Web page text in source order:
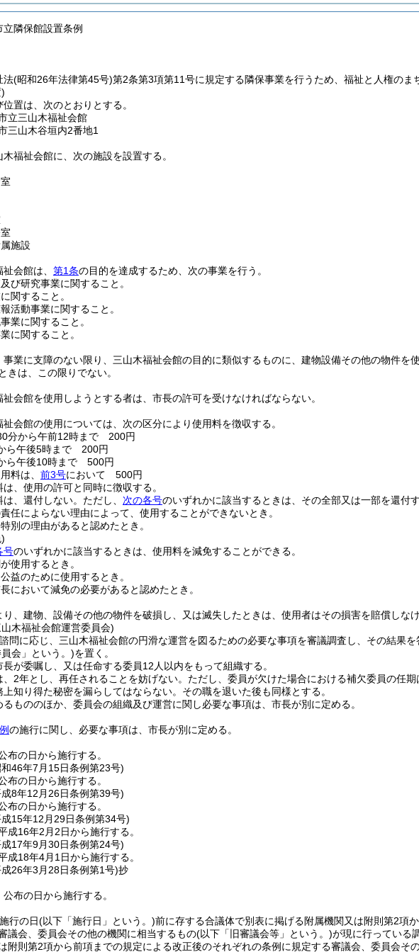
立隣保館設置条例
法(昭和26年法律第45号)第2条第3項第11号に規定する隣保事業を行うため、福祉と人権のま
置は、次のとおりとする。
立三山木福祉会館
山木谷垣内2番地1
木福祉会館に、次の施設を設置する。
施設
会館は、 第1条の目的を達成するため、次の事業を行う。
び研究事業に関すること。
関すること。
活動事業に関すること。
業に関すること。
に関すること。
事業に支障のない限り、三山木福祉会館の目的に類似するものに、建物設備その他の物件を
きは、この限りでない。
祉会館を使用しようとする者は、市長の許可を受けなければならない。
祉会館の使用については、次の区分により使用料を徴収する。
分から午前12時まで 200円
ら午後5時まで 200円
ら午後10時まで 500円
料は、 前3号において 500円
、使用の許可と同時に徴収する。
、還付しない。 ただし、 次の各号のいずれかに該当するときは、その全部又は一部を還付
任によらない理由によって、使用することができないとき。
別の理由があると認めたとき。
号のいずれかに該当するときは、使用料を減免することができる。
使用するとき。
益のために使用するとき。
において減免の必要があると認めたとき。
り、建物、設備その他の物件を破損し、又は滅失したときは、使用者はその損害を賠償しなけ
木福祉会館運営委員会)
問に応じ、三山木福祉会館の円滑な運営を図るための必要な事項を審議調査し、その結果
会」という。)を置く。
が委嘱し、又は任命する委員12人以内をもって組織する。
2年とし、再任されることを妨げない。 ただし、委員が欠けた場合における補欠委員の任期
知り得た秘密を漏らしてはならない。 その職を退いた後も同様とする。
るもののほか、委員会の組織及び運営に関し必要な事項は、市長が別に定める。
の施行に関し、必要な事項は、市長が別に定める。
布の日から施行する。
46年7月15日条例第23号)
布の日から施行する。
8年12月26日条例第39号)
布の日から施行する。
15年12月29日条例第34号)
成16年2月2日から施行する。
17年9月30日条例第24号)
成18年4月1日から施行する。
26年3月28日条例第1号)抄
布の日から施行する。
行の日(以下「施行日」という。)前に存する合議体で別表に掲げる附属機関又は附則第2項
議会、委員会その他の機関に相当するもの(以下「旧審議会等」という。)が現に行っている
附則第2項から前項までの規定による改正後のそれぞれの条例に規定する審議会、委員会そ